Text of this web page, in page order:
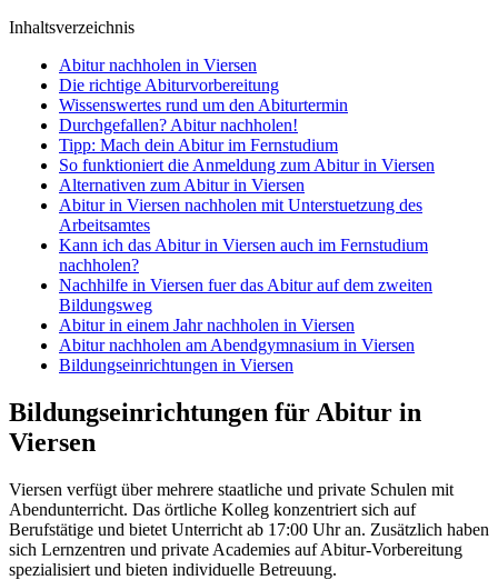
Inhaltsverzeichnis
Abitur nachholen in Viersen
Die richtige Abiturvorbereitung
Wissenswertes rund um den Abiturtermin
Durchgefallen? Abitur nachholen!
Tipp: Mach dein Abitur im Fernstudium
So funktioniert die Anmeldung zum Abitur in Viersen
Alternativen zum Abitur in Viersen
Abitur in Viersen nachholen mit Unterstuetzung des
Arbeitsamtes
Kann ich das Abitur in Viersen auch im Fernstudium
nachholen?
Nachhilfe in Viersen fuer das Abitur auf dem zweiten
Bildungsweg
Abitur in einem Jahr nachholen in Viersen
Abitur nachholen am Abendgymnasium in Viersen
Bildungseinrichtungen in Viersen
Bildungseinrichtungen für Abitur in
Viersen
Viersen verfügt über mehrere staatliche und private Schulen mit
Abendunterricht. Das örtliche Kolleg konzentriert sich auf
Berufstätige und bietet Unterricht ab 17:00 Uhr an. Zusätzlich haben
sich Lernzentren und private Academies auf Abitur-Vorbereitung
spezialisiert und bieten individuelle Betreuung.